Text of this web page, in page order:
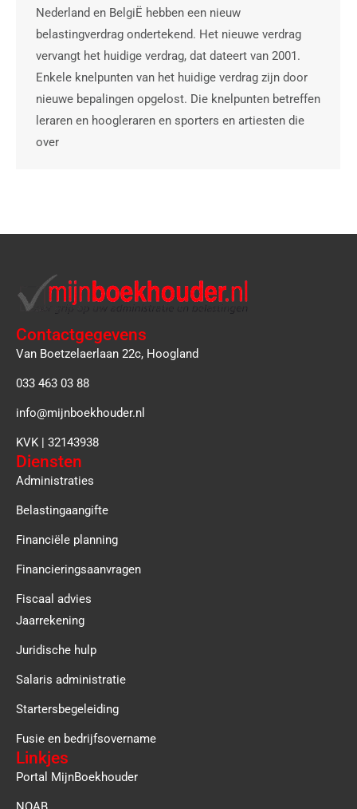
Nederland en BelgiË hebben een nieuw
belastingverdrag ondertekend. Het nieuwe verdrag
vervangt het huidige verdrag, dat dateert van 2001.
Enkele knelpunten van het huidige verdrag zijn door
nieuwe bepalingen opgelost. Die knelpunten betreffen
leraren en hoogleraren en sporters en artiesten die
over
Contactgegevens
Van Boetzelaerlaan 22c, Hoogland
033 463 03 88
info@mijnboekhouder.nl
KVK | 32143938
Diensten
Administraties
Belastingaangifte
Financiële planning
Financieringsaanvragen
Fiscaal advies
Jaarrekening
Juridische hulp
Salaris administratie
Startersbegeleiding
Fusie en bedrijfsovername
Linkjes
Portal MijnBoekhouder